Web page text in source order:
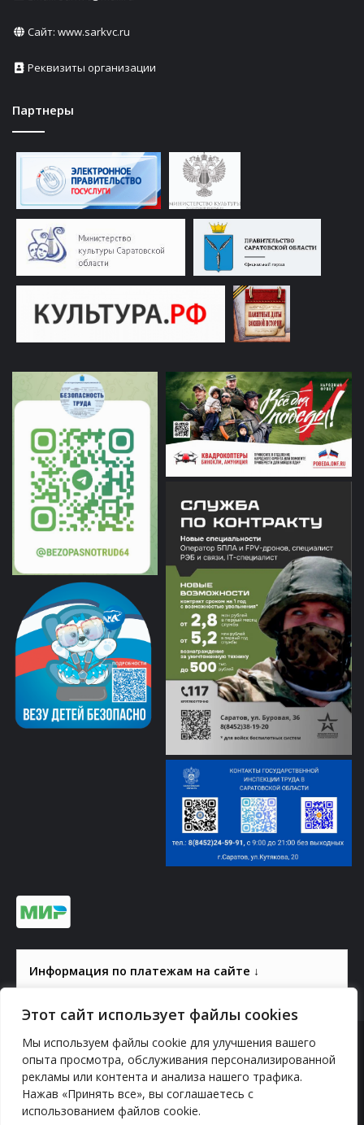
Этот сайт использует файлы cookies
Мы используем файлы cookie для улучшения вашего
опыта просмотра, обслуживания персонализированной
рекламы или контента и анализа нашего трафика.
Нажав «Принять все», вы соглашаетесь с
использованием файлов cookie.
Сайт: www.sarkvc.ru
Реквизиты организации
Партнеры
Информация по платежам на сайте ↓
© 2000-2026, ГАУК СОМ КВЦ
Политика конфиденциальности
YouTube
vk.com